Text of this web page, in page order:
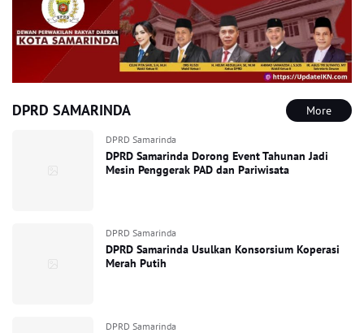
DPRD SAMARINDA More
DPRD Samarinda
DPRD Samarinda Dorong Event Tahunan Jadi
Mesin Penggerak PAD dan Pariwisata
DPRD Samarinda
DPRD Samarinda Usulkan Konsorsium Koperasi
Merah Putih
DPRD Samarinda